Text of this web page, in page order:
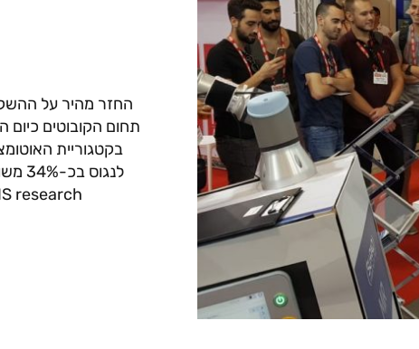
החזר מהיר על
תחום הקובוטים